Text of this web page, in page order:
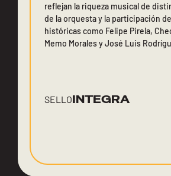
reflejan la riqueza musical de
de la orquesta y la participación
históricas como Felipe Pirela,
Memo Morales y José Luis
SELLOINTEGRA